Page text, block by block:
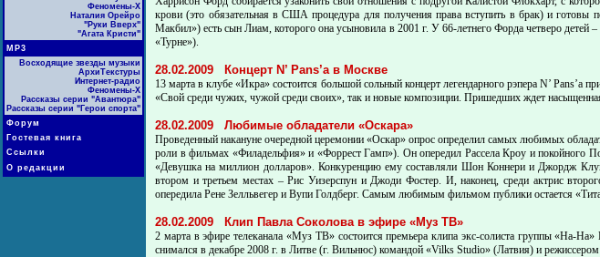
Феномены-Х
Наталия Орейро
"Руки Вверх"
"Агата Кристи"
МР3
Восходящие звезды музыки
АрхиТекстуры
Интернет-радио
Феномены-Х
Рассказы серии "Авантюра"
Рассказы серии "Герои спорта"
Форум
Гостевая книга
Ссылки
О редакции
крови (это обязательная в США процедура для получения права вступить в брак) и
Макбил») есть сын Лиам, которого она усыновила в 2001 г. У 66-летнего Форда четверо
«Турне»).
28.02.2009 Концерт N’ Pans’а в Москве
13 марта в клубе «Икра» состоится большой сольный концерт легендарного рэпера N’ Pans’a
«Свой среди чужих, чужой среди своих», так и новые композиции. Пришедших ждет
28.02.2009 Любимые обладатели «Оскара»
Проведенный накануне очередной церемонии «Оскар» опрос определил самых любимых
роли в фильмах «Филадельфия» и «Форрест Гамп»). Он опередил Рассела Кроу и покойного
«Девушка на миллион долларов». Конкуренцию ему составляли Шон Коннери и Джордж
втором и третьем местах – Рис Уизерспун и Джоди Фостер. И, наконец, среди актрис
опередила Рене Зелльвегер и Вупи Голдберг. Самым любимым фильмом публики остается
28.02.2009 Клип Павла Соколова в эфире «Муз ТВ»
2 марта в эфире телеканала «Муз ТВ» состоится премьера клипа экс-солиста группы «На-
снимался в декабре 2008 г. в Литве (г. Вильнюс) командой «Vilks Studio» (Латвия) и